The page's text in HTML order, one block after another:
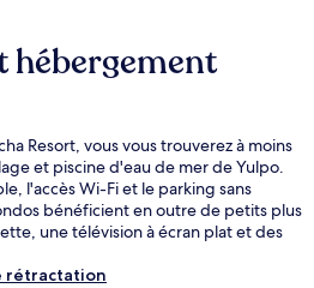
hébergement
Resort, vous vous trouverez à moins
et piscine d'eau de mer de Yulpo.
l'accès Wi-Fi et le parking sans
bénéficient en outre de petits plus
une télévision à écran plat et des
rétractation